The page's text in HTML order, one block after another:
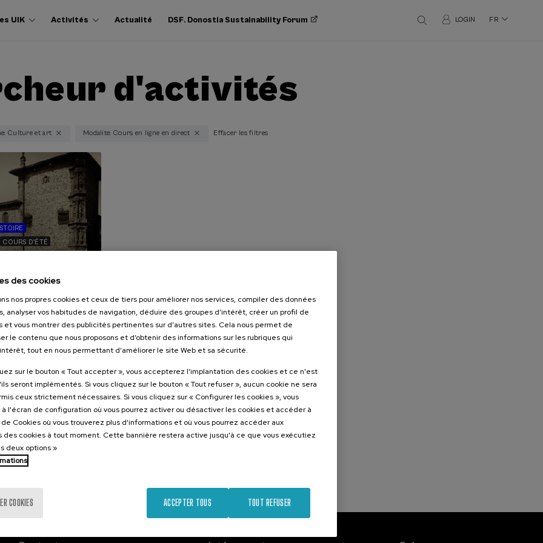
UIK Activités Actualité DSF. Donostia Sustainability Forum LOGIN FR
d'activités
Culture et art Modalite: Cours en ligne en direct Effacer les filtres
COURS D'ÉTÉ
memoria,
futuro
Basque
...
Gratuit
Dernières
places
Gratuit
Date
passée
Liste
d'attente
Période
d'inscription
des cookies
nos propres cookies et ceux de tiers pour améliorer nos services, compiler des données
analyser vos habitudes de navigation, déduire des groupes d’intérêt, créer un profil de
et vous montrer des publicités pertinentes sur d’autres sites. Cela nous permet de
le contenu que nous proposons et d’obtenir des informations sur les rubriques qui
tout en nous permettant d’améliorer le site Web et sa sécurité.
sur le bouton « Tout accepter », vous accepterez l'implantation des cookies et ce n'est
seront implémentés. Si vous cliquez sur le bouton « Tout refuser », aucun cookie ne sera
ceux strictement nécessaires. Si vous cliquez sur « Configurer les cookies », vous
l'écran de configuration où vous pourrez activer ou désactiver les cookies et accéder à
Cookies où vous trouverez plus d'informations et où vous pourrez accéder aux
des cookies à tout moment. Cette bannière restera active jusqu'à ce que vous exécutiez
deux options »
COOKIES TOUT REFUSER
ACCEPTER TOUS